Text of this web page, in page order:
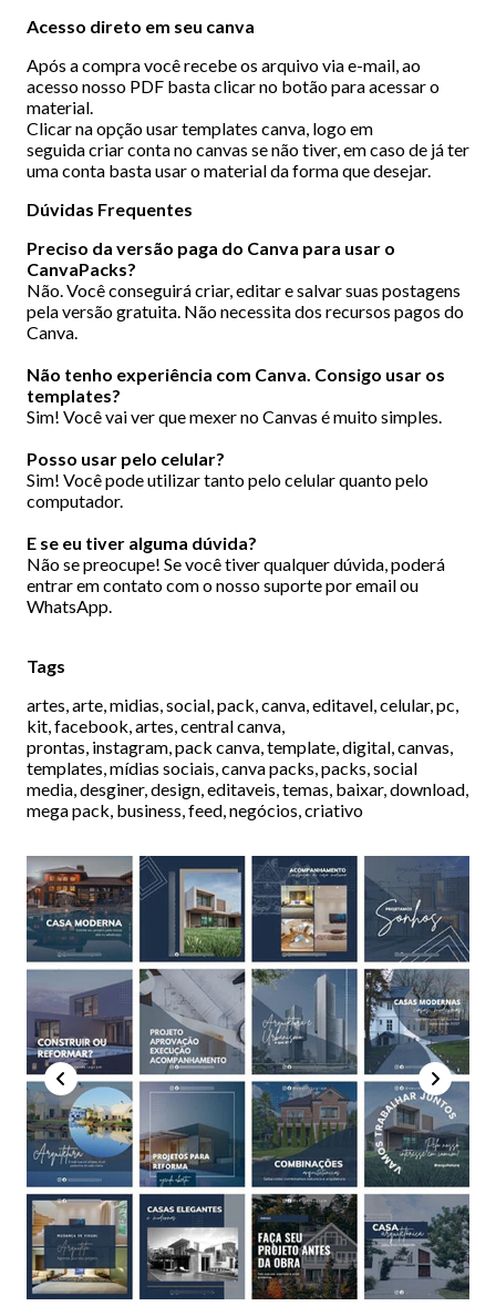
Acesso direto em seu canva
Após a compra você recebe os arquivo via e-mail, ao
acesso nosso PDF basta clicar no botão para acessar o
material.
Clicar na opção usar templates canva, logo em
seguida criar conta no canvas se não tiver, em caso de já ter
uma conta basta usar o material da forma que desejar.
Dúvidas Frequentes
Preciso da versão paga do Canva para usar o
CanvaPacks?
Não. Você conseguirá criar, editar e salvar suas postagens
pela versão gratuita. Não necessita dos recursos pagos do
Canva.
Não tenho experiência com Canva. Consigo usar os
templates?
Sim! Você vai ver que mexer no Canvas é muito simples.
Posso usar pelo celular?
Sim! Você pode utilizar tanto pelo celular quanto pelo
computador.
E se eu tiver alguma dúvida?
Não se preocupe! Se você tiver qualquer dúvida, poderá
entrar em contato com o nosso suporte por email ou
WhatsApp.
Tags
artes, arte, midias, social, pack, canva, editavel, celular, pc,
kit, facebook, artes, central canva,
prontas, instagram, pack canva, template, digital, canvas,
templates, mídias sociais, canva packs, packs, social
media, desginer, design, editaveis, temas, baixar, download,
mega pack, business, feed, negócios, criativo